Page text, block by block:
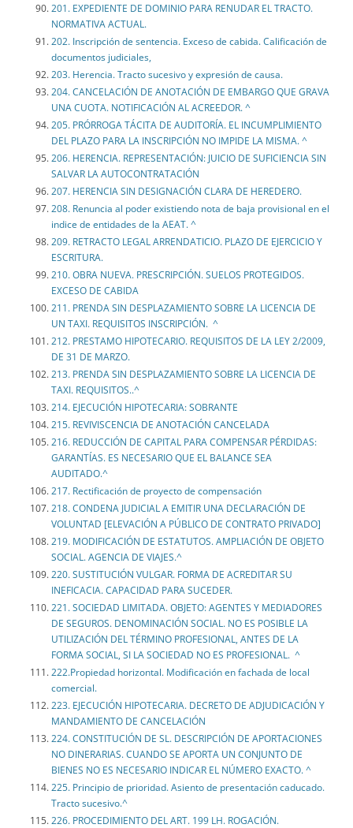
201. EXPEDIENTE DE DOMINIO PARA RENUDAR EL TRACTO.
NORMATIVA ACTUAL.
202. Inscripción de sentencia. Exceso de cabida. Calificación de
documentos judiciales,
203. Herencia. Tracto sucesivo y expresión de causa.
204. CANCELACIÓN DE ANOTACIÓN DE EMBARGO QUE GRAVA
UNA CUOTA. NOTIFICACIÓN AL ACREEDOR. ^
205. PRÓRROGA TÁCITA DE AUDITORÍA. EL INCUMPLIMIENTO
DEL PLAZO PARA LA INSCRIPCIÓN NO IMPIDE LA MISMA. ^
206. HERENCIA. REPRESENTACIÓN: JUICIO DE SUFICIENCIA SIN
SALVAR LA AUTOCONTRATACIÓN
207. HERENCIA SIN DESIGNACIÓN CLARA DE HEREDERO.
208. Renuncia al poder existiendo nota de baja provisional en el
indice de entidades de la AEAT. ^
209. RETRACTO LEGAL ARRENDATICIO. PLAZO DE EJERCICIO Y
ESCRITURA.
210. OBRA NUEVA. PRESCRIPCIÓN. SUELOS PROTEGIDOS.
EXCESO DE CABIDA
211. PRENDA SIN DESPLAZAMIENTO SOBRE LA LICENCIA DE
UN TAXI. REQUISITOS INSCRIPCIÓN. ^
212. PRESTAMO HIPOTECARIO. REQUISITOS DE LA LEY 2/2009,
DE 31 DE MARZO.
213. PRENDA SIN DESPLAZAMIENTO SOBRE LA LICENCIA DE
TAXI. REQUISITOS..^
214. EJECUCIÓN HIPOTECARIA: SOBRANTE
215. REVIVISCENCIA DE ANOTACIÓN CANCELADA
216. REDUCCIÓN DE CAPITAL PARA COMPENSAR PÉRDIDAS:
GARANTÍAS. ES NECESARIO QUE EL BALANCE SEA
AUDITADO.^
217. Rectificación de proyecto de compensación
218. CONDENA JUDICIAL A EMITIR UNA DECLARACIÓN DE
VOLUNTAD [ELEVACIÓN A PÚBLICO DE CONTRATO PRIVADO]
219. MODIFICACIÓN DE ESTATUTOS. AMPLIACIÓN DE OBJETO
SOCIAL. AGENCIA DE VIAJES.^
220. SUSTITUCIÓN VULGAR. FORMA DE ACREDITAR SU
INEFICACIA. CAPACIDAD PARA SUCEDER.
221. SOCIEDAD LIMITADA. OBJETO: AGENTES Y MEDIADORES
DE SEGUROS. DENOMINACIÓN SOCIAL. NO ES POSIBLE LA
UTILIZACIÓN DEL TÉRMINO PROFESIONAL, ANTES DE LA
FORMA SOCIAL, SI LA SOCIEDAD NO ES PROFESIONAL. ^
222.Propiedad horizontal. Modificación en fachada de local
comercial.
223. EJECUCIÓN HIPOTECARIA. DECRETO DE ADJUDICACIÓN Y
MANDAMIENTO DE CANCELACIÓN
224. CONSTITUCIÓN DE SL. DESCRIPCIÓN DE APORTACIONES
NO DINERARIAS. CUANDO SE APORTA UN CONJUNTO DE
BIENES NO ES NECESARIO INDICAR EL NÚMERO EXACTO. ^
225. Principio de prioridad. Asiento de presentación caducado.
Tracto sucesivo.^
226. PROCEDIMIENTO DEL ART. 199 LH. ROGACIÓN.